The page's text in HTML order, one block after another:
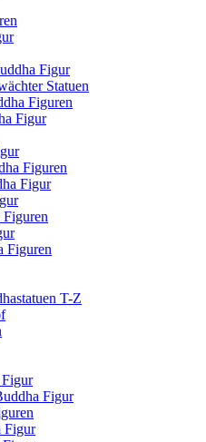
Figur
Statuen
Figuren
Figur
Figuren
Figur
Figuren
Figuren
T-Z
Figur
Figur
Figur